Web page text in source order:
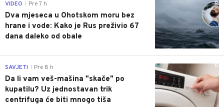
0
VIDEO Pre 7 h
Dva mjeseca u Ohotskom moru bez
hrane i vode: Kako je Rus preživio 67
dana daleko od obale
0
SAVJETI Pre 8 h
Da li vam veš-mašina "skače" po
kupatilu? Uz jednostavan trik
centrifuga će biti mnogo tiša